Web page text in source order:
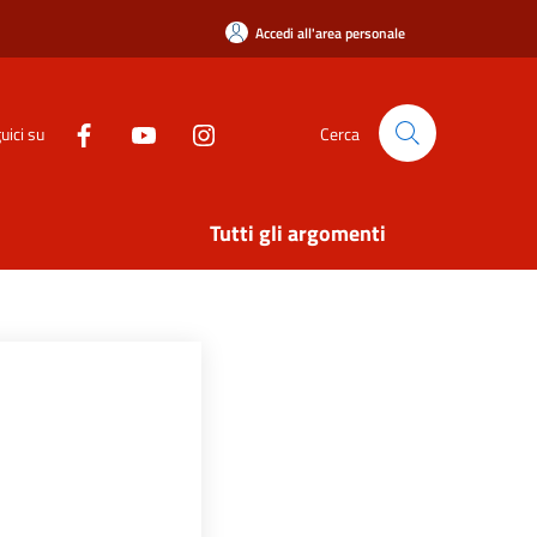
Accedi all'area personale
su Cerca
Tutti gli argomenti